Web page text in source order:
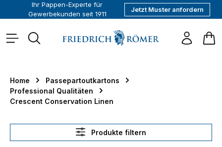
springen
Ihr Pappen-Experte für
Gewerbekunden seit 1911
Jetzt Muster anfordern
Home
Passepartoutkartons
Professional Qualitäten
Crescent Conservation Linen
Produkte filtern